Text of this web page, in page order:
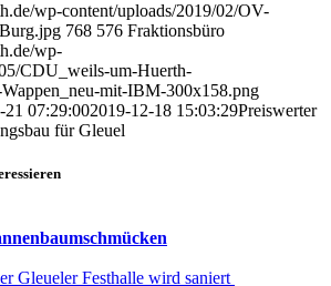
wp-content/uploads/2019/02/OV-
768 576 Fraktionsbüro
wp-
CDU_weils-um-Huerth-
mit-IBM-300x158.png
21 07:29:002019-12-18 15:03:29Preiswerter
für Gleuel